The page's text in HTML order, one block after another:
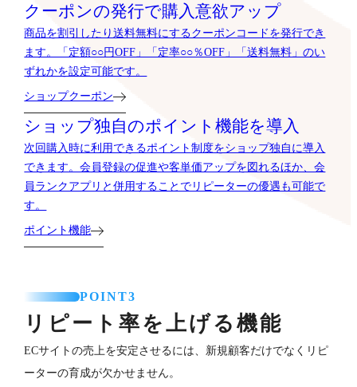
クーポンの発行で購入意欲アップ
商品を割引したり送料無料にするクーポンコードを発行でき
ます。「定額○○円OFF」「定率○○％OFF」「送料無料」のい
ずれかを設定可能です。
ショップクーポン
ショップ独自のポイント機能を導入
次回購入時に利用できるポイント制度をショップ独自に導入
できます。会員登録の促進や客単価アップを図れるほか、会
員ランクアプリと併用することでリピーターの優遇も可能で
す。
ポイント機能
POINT3
リピート率を上げる機能
ECサイトの売上を安定させるには、新規顧客だけでなくリピ
ーターの育成が欠かせません。